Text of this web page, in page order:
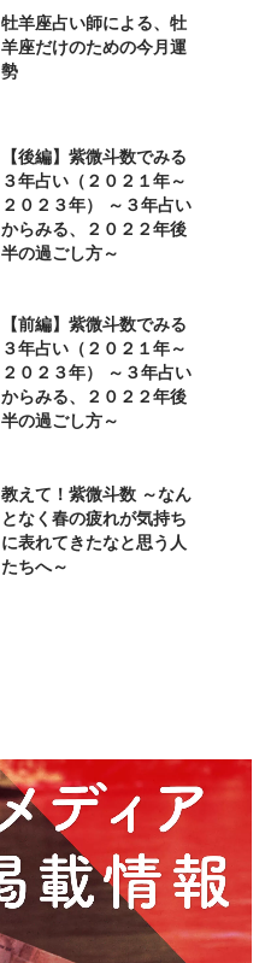
牡羊座占い師による、牡
羊座だけのための今月運
勢
【後編】紫微斗数でみる
３年占い（２０２１年～
２０２３年） ～３年占い
からみる、２０２２年後
半の過ごし方～
【前編】紫微斗数でみる
３年占い（２０２１年～
２０２３年） ～３年占い
からみる、２０２２年後
半の過ごし方～
教えて！紫微斗数 ～なん
となく春の疲れが気持ち
に表れてきたなと思う人
たちへ～